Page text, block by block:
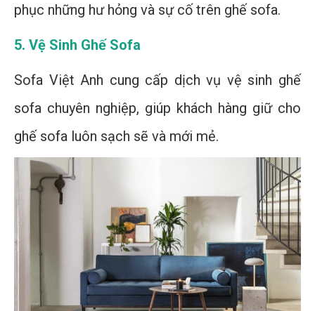
phục những hư hỏng và sự cố trên ghế sofa.
5. Vệ Sinh Ghế Sofa
Sofa Việt Anh cung cấp dịch vụ vệ sinh ghế
sofa chuyên nghiệp, giúp khách hàng giữ cho
ghế sofa luôn sạch sẽ và mới mẻ.